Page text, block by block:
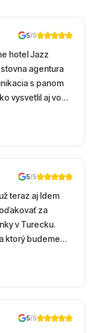
5/5
hotel Jazz
agentura
s panom
vysvetlil aj vo
Hotel
more,
5/5
teraz aj Idem
za
v Turecku.
ktorý budeme
zájazdu, cez
najviac: ​Skvelé
a starostliví
5/5